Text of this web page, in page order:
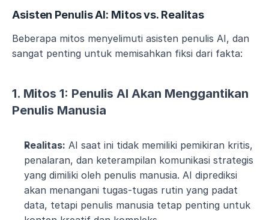
Asisten Penulis AI: Mitos vs. Realitas
Beberapa mitos menyelimuti asisten penulis AI, dan
sangat penting untuk memisahkan fiksi dari fakta:
1. Mitos 1: Penulis AI Akan Menggantikan
Penulis Manusia
Realitas: AI saat ini tidak memiliki pemikiran kritis,
penalaran, dan keterampilan komunikasi strategis
yang dimiliki oleh penulis manusia. AI diprediksi
akan menangani tugas-tugas rutin yang padat
data, tetapi penulis manusia tetap penting untuk